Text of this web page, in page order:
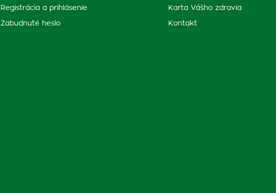
Registrácia a prihlásenie
Zabudnuté heslo
Karta Vášho zdravia
Kontakt